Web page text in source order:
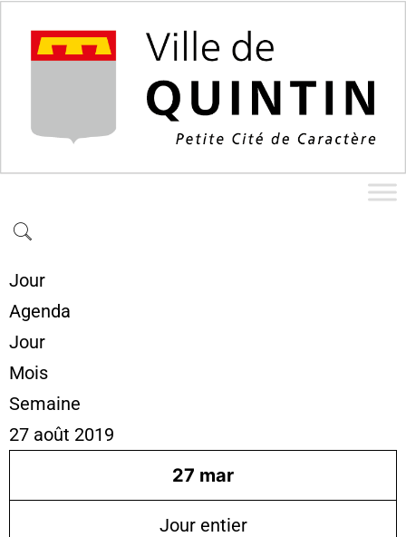
Jour
Agenda
Jour
Mois
Semaine
27 août 2019
27 mar
Jour entier